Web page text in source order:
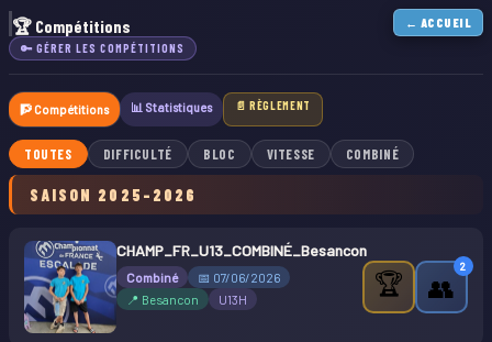
← ACCUEIL
🏆 Compétitions
🔑 GÉRER LES COMPÉTITIONS
🧗 Compétitions 📊 Statistiques 📄 RÈGLEMENT
TOUTES DIFFICULTÉ BLOC VITESSE COMBINÉ
SAISON 2025-2026
CHAMP_FR_U13_COMBINÉ_Besancon
Combiné
📅 07/06/2026
📍 Besancon
U13H
🏆 👥
2